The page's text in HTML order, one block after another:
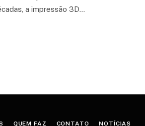
a impressão 3D…
QUEM FAZ CONTATO NOTÍCIAS